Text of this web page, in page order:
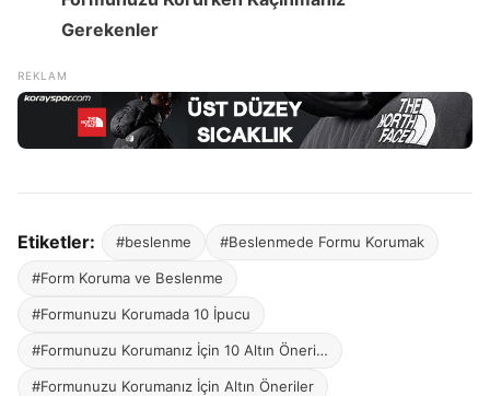
Gerekenler
Etiketler: #beslenme #Beslenmede Formu Korumak
#Form Koruma ve Beslenme
#Formunuzu Korumada 10 İpucu
#Formunuzu Korumanız İçin 10 Altın Öneri…
#Formunuzu Korumanız İçin Altın Öneriler